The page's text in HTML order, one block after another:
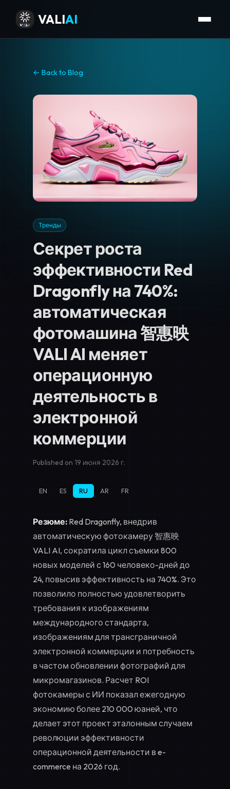
VALIAI
← Back to Blog
Тренды
Секрет роста
эффективности Red
Dragonfly на 740%:
автоматическая
фотомашина 智惠映
VALI AI меняет
операционную
деятельность в
электронной
коммерции
Published on 19 июня 2026 г.
EN ES RU AR FR
Резюме: Red Dragonfly, внедрив
автоматическую фотокамеру 智惠映
VALI AI, сократила цикл съемки 800
новых моделей с 160 человеко-дней до
24, повысив эффективность на 740%. Это
позволило полностью удовлетворить
требования к изображениям
международного стандарта,
изображениям для трансграничной
электронной коммерции и потребность
в частом обновлении фотографий для
микромагазинов. Расчет ROI
фотокамеры с ИИ показал ежегодную
экономию более 210 000 юаней, что
делает этот проект эталонным случаем
революции эффективности
операционной деятельности в e-
commerce на 2026 год.